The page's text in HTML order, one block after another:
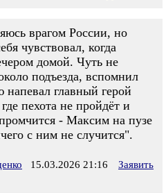
врагом России, но
чувствовал, когда
домой. Чуть не
подъезда, вспомнил
главный герой
пехота не пройдёт и
- Максим на пузе
с ним не случится".
15.03.2026 21:16
Заявить